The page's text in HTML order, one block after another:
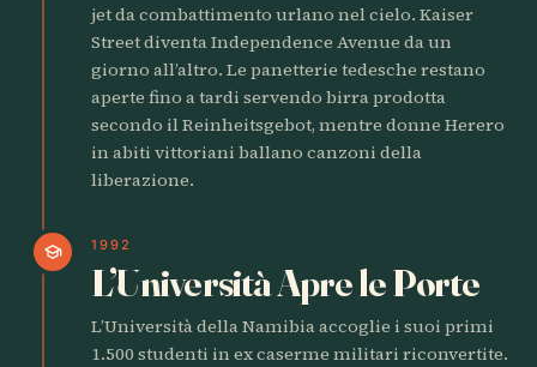
jet da combattimento urlano nel cielo. Kaiser
Street diventa Independence Avenue da un
giorno all’altro. Le panetterie tedesche restano
aperte fino a tardi servendo birra prodotta
secondo il Reinheitsgebot, mentre donne Herero
in abiti vittoriani ballano canzoni della
liberazione.
school 1992
L’Università Apre le Porte
L’Università della Namibia accoglie i suoi primi
1.500 studenti in ex caserme militari riconvertite.